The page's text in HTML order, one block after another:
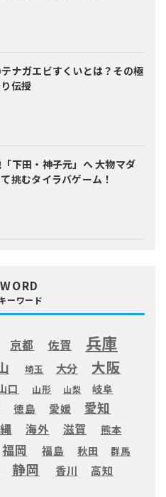
ナガエビすくいとは？ その極
伝授
下田・神子元」へ大物マダ
挑むタイラバゲーム！
ーワード
京都 佐賀 兵庫
埼玉 大分 大阪
口 山形 山梨
岐阜
徳島 愛媛 愛知
海外 滋賀
熊本
福岡 福島 秋田 群馬
静岡 香川 高知